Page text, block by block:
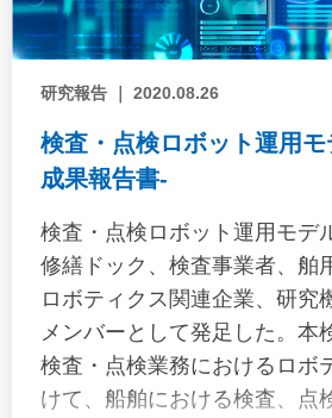
研究報告 ｜ 2020.08.26
検査・点検ロボット運用
成果報告書-
検査・点検ロボット運用モデ
修繕ドック、検査事業者、舶
ロボティクス関連企業、研究
メンバーとして発足した。本
検査・点検業務におけるロボ
けて、船舶における検査、点